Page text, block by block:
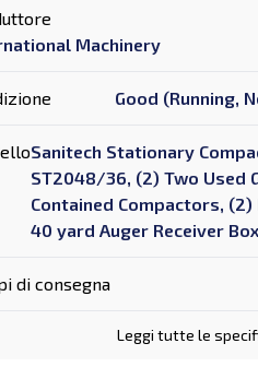
Machinery
Good (Running,
Sanitech Stationary
ST2048/36, (2) Two Used
Contained Compactors, (2)
40 yard Auger Receiver
di consegna
Leggi tutte le